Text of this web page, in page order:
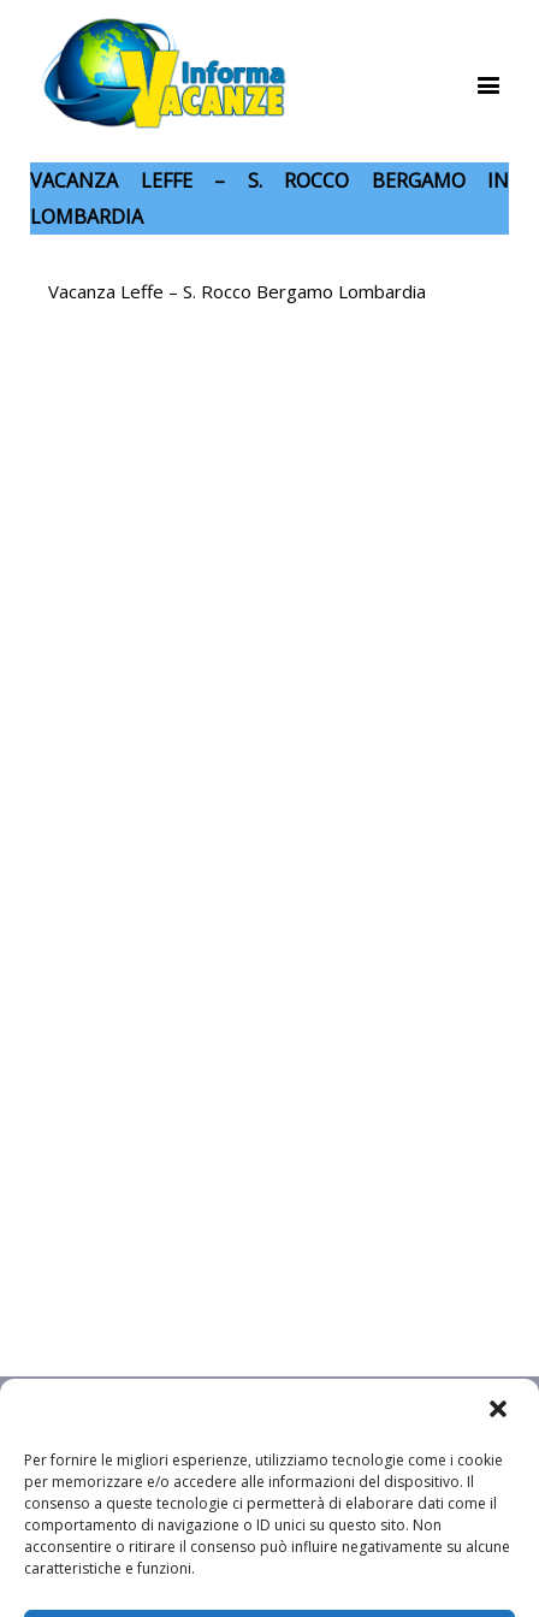
Per fornire le migliori esperienze, utilizziamo tecnologie come i cookie
per memorizzare e/o accedere alle informazioni del dispositivo. Il
consenso a queste tecnologie ci permetterà di elaborare dati come il
comportamento di navigazione o ID unici su questo sito. Non
acconsentire o ritirare il consenso può influire negativamente su alcune
caratteristiche e funzioni.
VACANZA LEFFE – S. ROCCO BERGAMO IN
LOMBARDIA
Vacanza Leffe – S. Rocco Bergamo Lombardia